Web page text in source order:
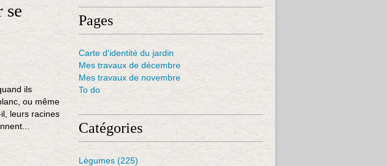
se
ils
ou même
leurs racines
Pages
Carte d'identité du jardin
Mes travaux de décembre
Mes travaux de novembre
To do
Catégories
Légumes (225)